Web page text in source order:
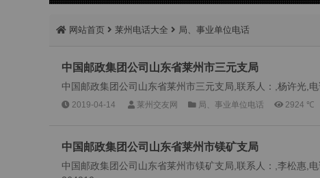
网站首页 莱州电话大全 局、事业单位电话
中国邮政集团公司山东省莱州市三元支局
中国邮政集团公司山东省莱州市三元支局,联系人：,杨许光,
2019-04-14 莱州交友网 局、事业单位电话 2924 ℃
中国邮政集团公司山东省莱州市镁矿支局
中国邮政集团公司山东省莱州市镁矿支局,联系人：,李松惠,